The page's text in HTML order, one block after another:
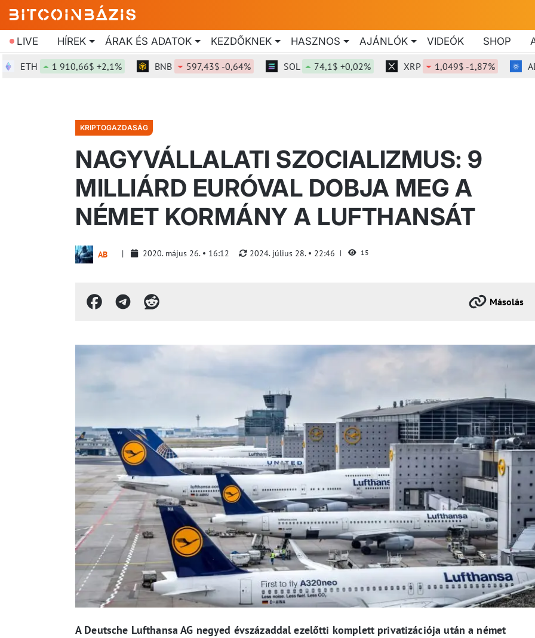
LIVE HÍREK ÁRAK ÉS ADATOK KEZDŐKNEK HASZNOS AJÁNLÓK VIDEÓK SHOP
1 910,66$ +2,1% BNB 597,43$ -0,64% SOL 74,1$ +0,02% XRP 1,049$ -1,87% ADA
KRIPTOGAZDASÁG
NAGYVÁLLALATI SZOCIALIZMUS: 9
MILLIÁRD EURÓVAL DOBJA MEG A
NÉMET KORMÁNY A LUFTHANSÁT
AB 2020. május 26. 16:12 2024. július 28. 22:46 15
Másolás
A Deutsche Lufthansa AG negyed évszázaddal ezelőtti komplett privatizációja után a német